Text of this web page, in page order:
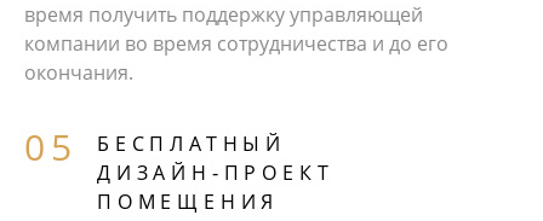
время получить поддержку управляющей
компании во время сотрудничества и до его
окончания.
БЕCПЛАТНЫЙ
ДИЗАЙН‑ПРОЕКТ
ПОМЕЩЕНИЯ